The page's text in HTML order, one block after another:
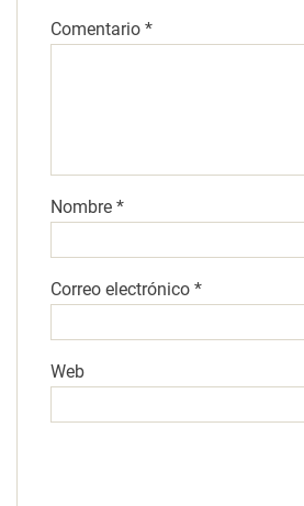
Comentario *
Nombre *
Correo electrónico *
Web